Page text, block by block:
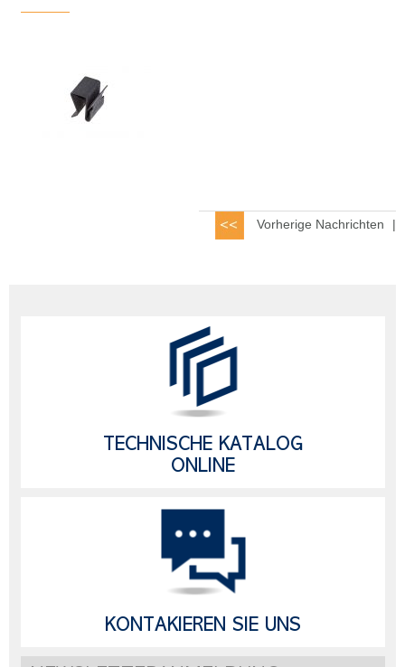
Vorherige Nachrichten |
TECHNISCHE KATALOG
ONLINE
KONTAKIEREN SIE UNS